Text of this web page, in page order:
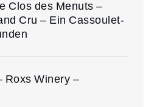
Clos des Menuts –
Cru – Ein Cassoulet-
Roxs Winery –